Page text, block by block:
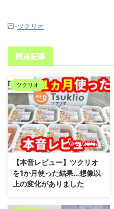
-ツクリオ
関連記事
ツクリオ
2026/6/23
【本音レビュー】ツクリオ
を1か月使った結果…想像以
上の変化がありました